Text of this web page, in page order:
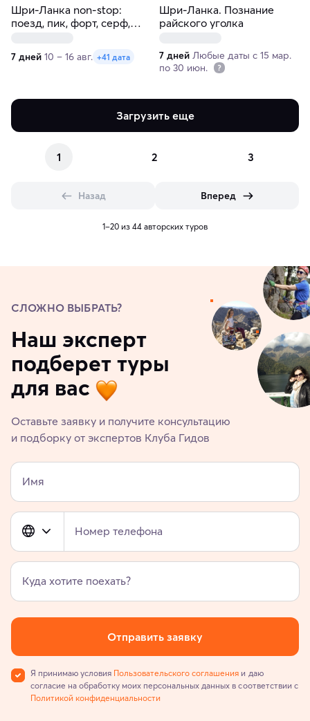
Шри-Ланка non-stop:
поезд, пик, форт, серф,
7 дней 10 – 16 авг. +41 дата
Шри-Ланка. Познание
райского уголка
7 дней Любые даты с 15 мар.
по 30 июн.
Загрузить еще
1 2 3
Назад Вперед
1–20 из 44 авторских туров
СЛОЖНО ВЫБРАТЬ?
Наш эксперт
подберет туры
для вас
Оставьте заявку и получите консультацию
и подборку от экспертов Клуба Гидов
Имя
Номер телефона
Куда хотите поехать?
Отправить заявку
Я принимаю условия Пользовательского соглашения и даю
согласие на обработку моих персональных данных в соответствии с
Политикой конфиденциальности